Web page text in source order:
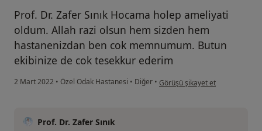
Prof. Dr. Zafer Sınık Hocama holep ameliyati
oldum. Allah razi olsun hem sizden hem
hastanenizdan ben cok memnumum. Butun
ekibinize de cok tesekkur ederim
2 Mart 2022 • Özel Odak Hastanesi • Diğer • kullanıcının görüşüne göre
Görüşü şikayet et
Prof. Dr. Zafer Sınık